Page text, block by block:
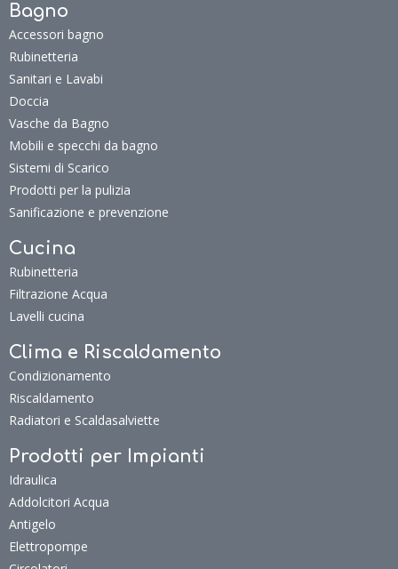
Bagno
Accessori bagno
Rubinetteria
Sanitari e Lavabi
Doccia
Vasche da Bagno
Mobili e specchi da bagno
Sistemi di Scarico
Prodotti per la pulizia
Sanificazione e prevenzione
Cucina
Rubinetteria
Filtrazione Acqua
Lavelli cucina
Clima e Riscaldamento
Condizionamento
Riscaldamento
Radiatori e Scaldasalviette
Prodotti per Impianti
Idraulica
Addolcitori Acqua
Antigelo
Elettropompe